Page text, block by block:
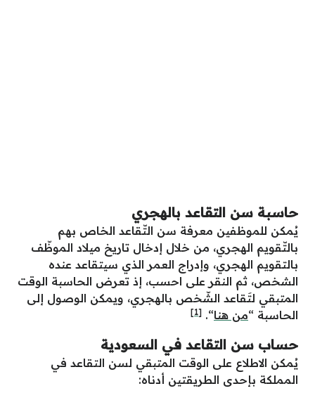
حاسبة سن التقاعد بالهجري
يُمكن للموظفين معرفة سن التّقاعد الخاص بهم
بالتّقويم الهجري، من خلال إدخال تاريخ ميلاد الموظّف
بالتقويم الهجري، وإدراج العمر الذي سيتقاعد عنده
الشخص، ثم النقر على احسب، إذ تعرض الحاسبة الوقت
المتبقي لتَقاعد الشّخص بالهجري، ويمكن الوصول إلى
الحاسبة “من هنا“.
[1]
حساب سن التقاعد في السعودية
يُمكن الاطلاع على الوقت المتبقي لسن التقاعد في
المملكة بإحدى الطريقتين أدناه: